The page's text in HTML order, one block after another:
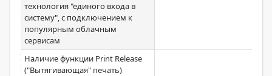
технология "единого входа в
систему", с подключением к
популярным облачным
сервисам
Наличие функции Print Release
("Вытягивающая" печать)